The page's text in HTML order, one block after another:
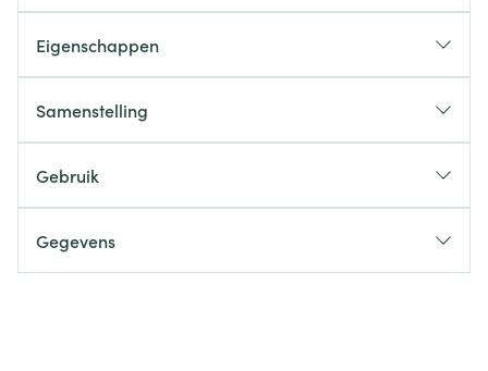
Eigenschappen
Samenstelling
Gebruik
Gegevens